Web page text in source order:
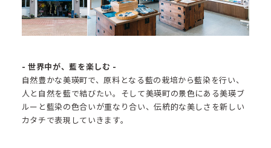
- 世界中が、藍を楽しむ -
自然豊かな美瑛町で、原料となる藍の栽培から藍染を行い、
人と自然を藍で結びたい。そして美瑛町の景色にある美瑛ブ
ルーと藍染の色合いが重なり合い、伝統的な美しさを新しい
カタチで表現していきます。